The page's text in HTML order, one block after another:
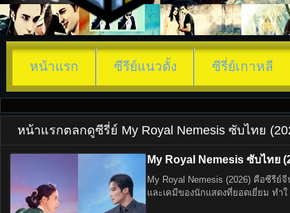
หน้าแรก ซีรีย์แนวตั้ง ซีรี่ย์เกาหลี
หน้าแรกตลกดูซีรี่ย์ My Royal Nemesis ซับไทย
My Royal Nemesis ซับไทย
My Royal Nemesis (2026) คือซีรี
และเคมีของนักแสดงที่ยอดเยี่ยม ทำใ